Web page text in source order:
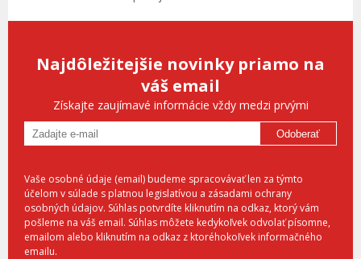
Najdôležitejšie novinky priamo na
váš email
Získajte zaujímavé informácie vždy medzi prvými
Odoberať
Vaše osobné údaje (email) budeme spracovávať len za týmto
účelom v súlade s platnou legislatívou a zásadami ochrany
osobných údajov. Súhlas potvrdíte kliknutím na odkaz, ktorý vám
pošleme na váš email. Súhlas môžete kedykoľvek odvolať písomne,
emailom alebo kliknutím na odkaz z ktoréhokoľvek informačného
emailu.